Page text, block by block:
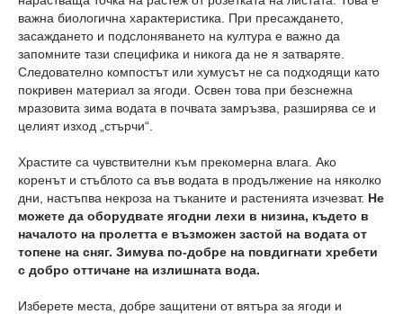
важна биологична характеристика. При пресаждането,
засаждането и подслоняването на култура е важно да
запомните тази специфика и никога да не я затваряте.
Следователно компостът или хумусът не са подходящи като
покривен материал за ягоди. Освен това при безснежна
мразовита зима водата в почвата замръзва, разширява се и
целият изход „стърчи“.
Храстите са чувствителни към прекомерна влага. Ако
коренът и стъблото са във водата в продължение на няколко
дни, настъпва некроза на тъканите и растенията изчезват. Не
можете да оборудвате ягодни лехи в низина, където в
началото на пролетта е възможен застой на водата от
топене на сняг. Зимува по-добре на повдигнати хребети
с добро оттичане на излишната вода.
Изберете места, добре защитени от вятъра за ягоди и